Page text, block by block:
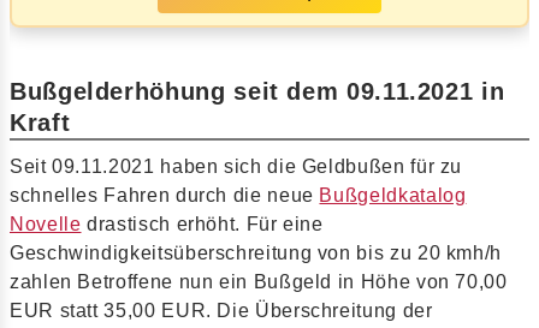
Bußgelderhöhung seit dem 09.11.2021 in
Kraft
Seit 09.11.2021 haben sich die Geldbußen für zu
schnelles Fahren durch die neue Bußgeldkatalog
Novelle drastisch erhöht. Für eine
Geschwindigkeitsüberschreitung von bis zu 20 kmh/h
zahlen Betroffene nun ein Bußgeld in Höhe von 70,00
EUR statt 35,00 EUR. Die Überschreitung der